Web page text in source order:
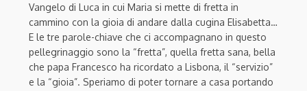
Vangelo di Luca in cui Maria si mette di fretta in
cammino con la gioia di andare dalla cugina Elisabetta…
E le tre parole-chiave che ci accompagnano in questo
pellegrinaggio sono la “fretta”, quella fretta sana, bella
che papa Francesco ha ricordato a Lisbona, il “servizio”
e la “gioia”. Speriamo di poter tornare a casa portando